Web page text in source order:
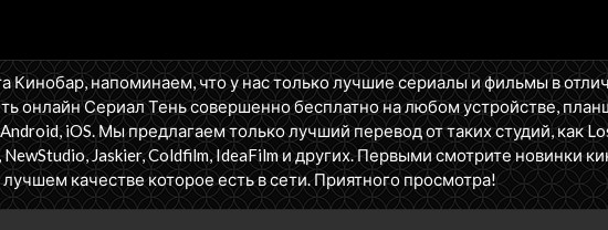
Кинобар, напоминаем, что у нас только лучшие сериалы и фильмы в
онлайн Сериал Тень совершенно бесплатно на любом устройстве,
iOS. Мы предлагаем только лучший перевод от таких студий, как
Jaskier, Coldfilm, IdeaFilm и других. Первыми смотрите новинки
качестве которое есть в сети. Приятного просмотра!